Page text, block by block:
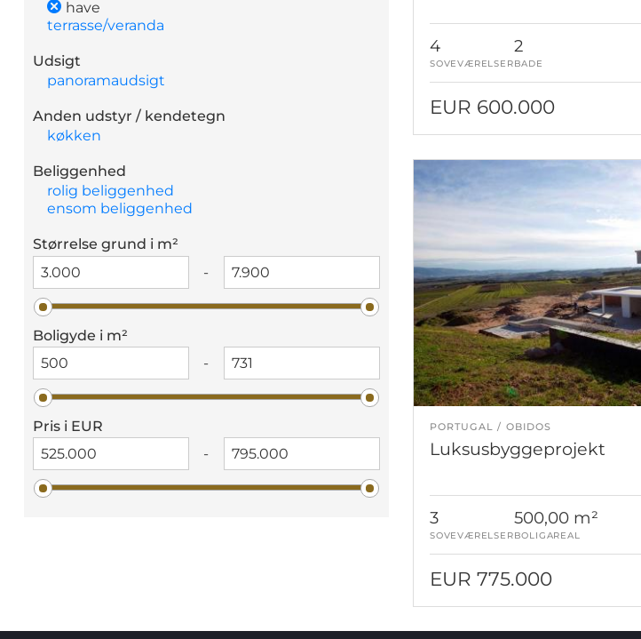
have
terrasse/veranda
Udsigt
panoramaudsigt
Anden udstyr / kendetegn
køkken
Beliggenhed
rolig beliggenhed
ensom beliggenhed
Størrelse grund i m²
-
Boligyde i m²
-
Pris i EUR
-
4
SOVEVÆRELSER
2
BADE
EUR 600.000
PORTUGAL OBIDOS
Luksusbyggeprojekt
3
SOVEVÆRELSER
500,00 m²
BOLIGAREAL
EUR 775.000